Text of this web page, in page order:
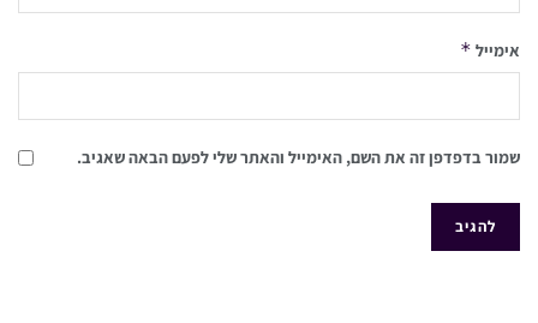
אימייל *
שמור בדפדפן זה את השם, האימייל והאתר שלי לפעם הבאה שאגיב.